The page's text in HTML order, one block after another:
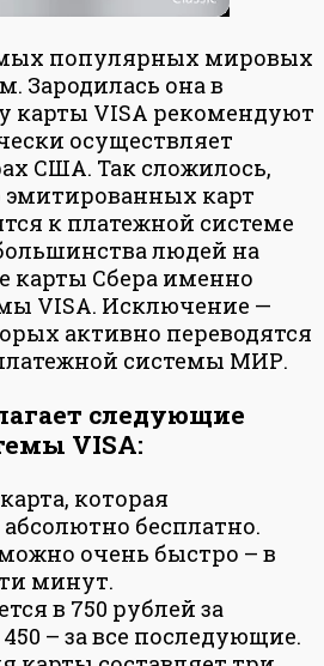
популярных мировых
Зародилась она в
карты VISA рекомендуют
осуществляет
США. Так сложилось,
карт
к платежной системе
людей на
карты Сбера именно
VISA. Исключение —
активно переводятся
системы МИР.
следующие
VISA:
которая
бесплатно.
очень быстро – в
минут.
в 750 рублей за
– за все последующие.